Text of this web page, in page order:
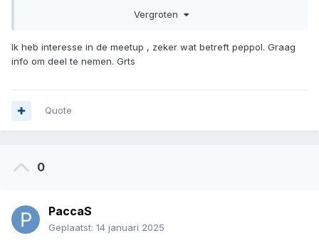
https://openpeppol.atlassian.net/wiki/spaces/Belgium/overvi
via jouw access-point worden ook de voor jouw bedrijf
de boekhouders instaan voor deze service aan de klanten.
Vergroten
Ik heb interesse in de meetup , zeker wat betreft peppol. Graag
info om deel te nemen. Grts
Quote
0
PaccaS
Geplaatst: 14 januari 2025